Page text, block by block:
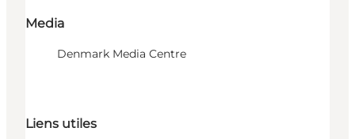
Media
Denmark Media Centre
Liens utiles